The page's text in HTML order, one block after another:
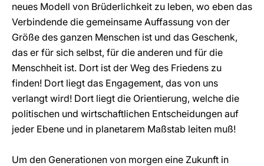
neues Modell von Brüderlichkeit zu leben, wo eben das
Verbindende die gemeinsame Auffassung von der
Größe des ganzen Menschen ist und das Geschenk,
das er für sich selbst, für die anderen und für die
Menschheit ist. Dort ist der Weg des Friedens zu
finden! Dort liegt das Engagement, das von uns
verlangt wird! Dort liegt die Orientierung, welche die
politischen und wirtschaftlichen Entscheidungen auf
jeder Ebene und in planetarem Maßstab leiten muß!
Um den Generationen von morgen eine Zukunft in